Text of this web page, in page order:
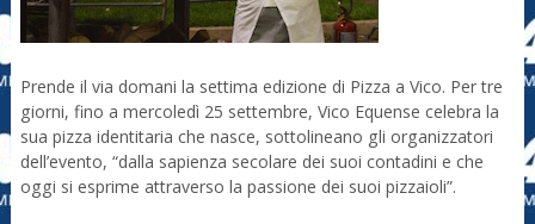
Prende il via domani la settima edizione di Pizza a Vico. Per tre
giorni, fino a mercoledì 25 settembre, Vico Equense celebra la
sua pizza identitaria che nasce, sottolineano gli organizzatori
dell’evento, “dalla sapienza secolare dei suoi contadini e che
oggi si esprime attraverso la passione dei suoi pizzaioli”.